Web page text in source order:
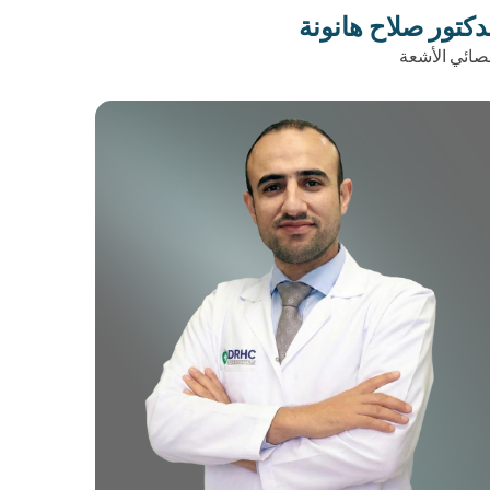
صلاح هانونة
الأشعة